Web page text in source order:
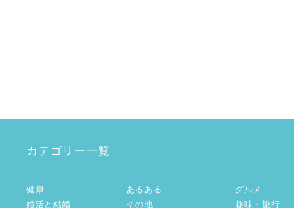
カテゴリー一覧
健康
婚活と結婚
あるある
その他
グルメ
趣味・旅行